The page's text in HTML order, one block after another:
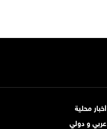
أخبار محلية
عربي و دولي